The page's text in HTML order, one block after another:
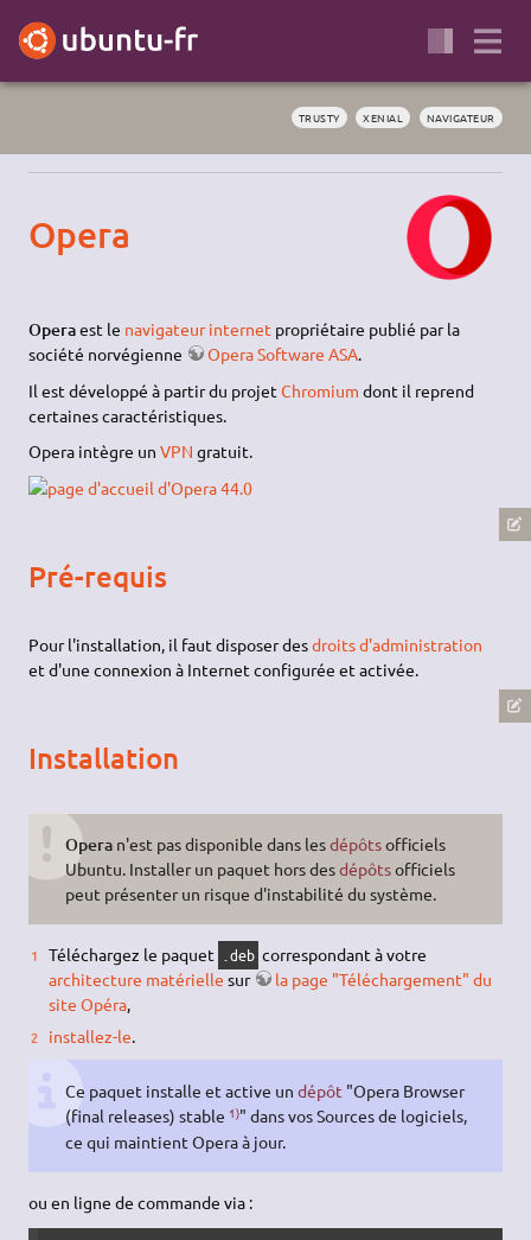
TRUSTY XENIAL NAVIGATEUR
Opera
Operaest le navigateur internet propriétaire publié par la
société norvégienne
Opera Software ASA.
Il est développé à partir du projetChromium dont il reprend
certaines caractéristiques.
Opera intègre unVPN gratuit.
Pré-requis
Pour l'installation, il faut disposer desdroits d'administration
et d'une connexion à Internet configurée et activée.
Installation
Operan'est pas disponible dans lesdépôtsofficiels
Ubuntu. Installer un paquet hors desdépôtsofficiels
peut présenter un risque d'instabilité du système.
Téléchargez le paquet .deb correspondant à votre
architecture matérielle sur
la page "Téléchargement" du
site Opéra,
installez-le.
Ce paquet installe et active un dépôt "Opera Browser
(final releases) stable 1)" dans vos Sources de logiciels,
ce qui maintient Opera à jour.
ou en ligne de commande via :